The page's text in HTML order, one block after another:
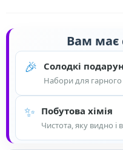
Вам має
🎉 Солодкі
Набори для
✨ Побутова хімія
Чистота, яку видно і